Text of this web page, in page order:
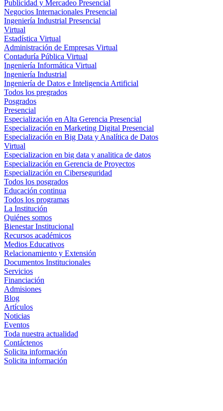
Publicidad y Mercadeo Presencial
Negocios Internacionales Presencial
Ingeniería Industrial Presencial
Virtual
Estadística Virtual
Administración de Empresas Virtual
Contaduría Pública Virtual
Ingeniería Informática Virtual
Ingeniería Industrial
Ingeniería de Datos e Inteligencia Artificial
Todos los pregrados
Posgrados
Presencial
Especialización en Alta Gerencia Presencial
Especialización en Marketing Digital Presencial
Especialización en Big Data y Analítica de Datos
Virtual
Especializacion en big data y analitica de datos
Especialización en Gerencia de Proyectos
Especialización en Ciberseguridad
Todos los posgrados
Educación continua
Todos los programas
La Institución
Quiénes somos
Bienestar Institucional
Recursos académicos
Medios Educativos
Relacionamiento y Extensión
Documentos Institucionales
Servicios
Financiación
Admisiones
Blog
Artículos
Noticias
Eventos
Toda nuestra actualidad
Contáctenos
Solicita información
Solicita información